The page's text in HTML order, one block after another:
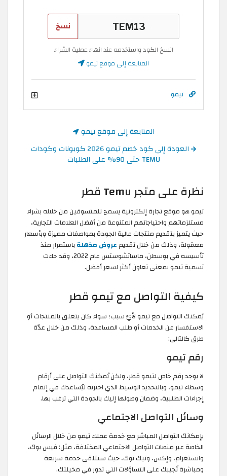
نسخ
انسخ الكود واستخدمه عند انهاء عملية الشراء
المتابعة إلى موقع تيمو
تيمو
المتابعة إلى موقع تيمو
العودة إلى كود خصم تيمو 2026 كوبونات وكودات
TEMU حتى 90% على الطلبات
نظرة على متجر Temu قطر
تيمو هو موقع تجارة إلكترونية يسمح للمتسوقين من خلاله بشراء
مستلزماتهم واحتياجاتهم المتنوعة من أفضل العلامات التجارية،
حيث يتميز بتقديم منتجات عالية الجودة بمواصفات مميزة وبأسعار
معقولة، وذلك من خلال تقديم عروض مذهلة باستمرار منذ
تأسيسه في بوسطن، ماساتشوستس عام 2022، وقد جاءت
تسمية تيمو بمعنى تعاون أكثر لسعر أفضل.
كيفية التواصل مع تيمو قطر
يُمكنك التواصل مع تيمو لأيّ سبب؛ سواء كان يتعلق بالمنتجات أو
الاستفسار عن الخدمات أو طلب المساعدة، وذلك من خلال عدّة
طرق كالتالي:
رقم تيمو
لا يوجد رقم خاص لتيمو قطر، ولكن يُمكنك التواصل على أرقام
وسطاء تيمو، وبالتحديد الوسيط الذي اخترته ليُساعدك في إتمام
إجراءات الطلبية، وضمان وصولها إليك بالجودة التي ترغب بها.
وسائل التواصل الاجتماعي
بإمكانك التواصل المباشر مع خدمة عملاء تيمو من خلال الرسائل
الخاصة عبر منصات التواصل الاجتماعي المختلفة، مثل: فيس بوك،
وانستغرام، وإكس، وتيك توك، حيث ستتلقى خدمة سريعة
ومباشرة تُجيبك على التساؤلات التي تدور في مخيلتك.